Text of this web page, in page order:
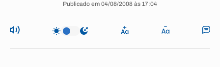
Publicado em 04/08/2008 às 17:04